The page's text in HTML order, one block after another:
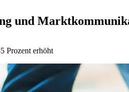
und
Prozent erhöht